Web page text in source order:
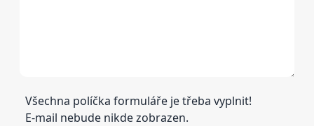
Všechna políčka formuláře je třeba vyplnit!
E-mail nebude nikde zobrazen.